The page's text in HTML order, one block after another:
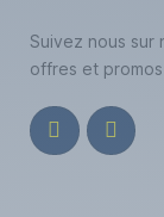
Suivez nous sur
offres et promos